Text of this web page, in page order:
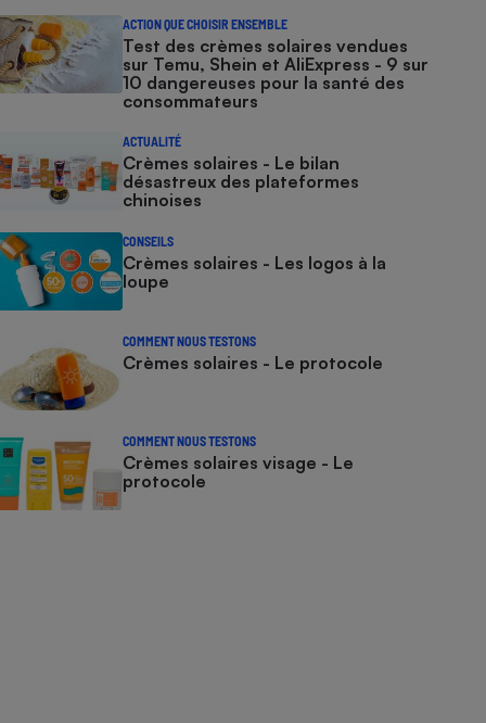
ACTION QUE CHOISIR ENSEMBLE
Test des crèmes solaires vendues
sur Temu, Shein et AliExpress - 9 sur
10 dangereuses pour la santé des
consommateurs
ACTUALITÉ
Crèmes solaires - Le bilan
désastreux des plateformes
chinoises
CONSEILS
Crèmes solaires - Les logos à la
loupe
COMMENT NOUS TESTONS
Crèmes solaires - Le protocole
COMMENT NOUS TESTONS
Crèmes solaires visage - Le
protocole